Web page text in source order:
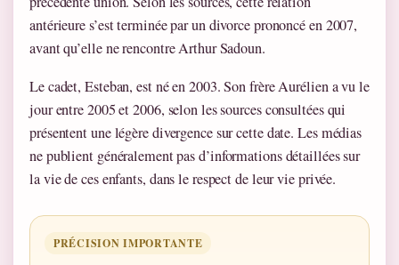
antérieure s’est terminée par un divorce prononcé en 2007,
avant qu’elle ne rencontre Arthur Sadoun.
Le cadet, Esteban, est né en 2003. Son frère Aurélien a vu le
jour entre 2005 et 2006, selon les sources consultées qui
présentent une légère divergence sur cette date. Les médias
ne publient généralement pas d’informations détaillées sur
la vie de ces enfants, dans le respect de leur vie privée.
PRÉCISION IMPORTANTE